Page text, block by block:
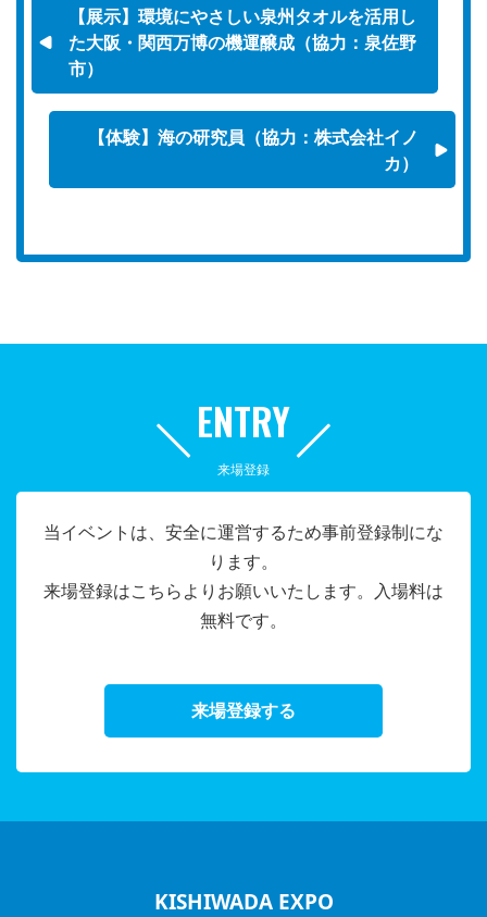
【展示】環境にやさしい泉州タオルを活用し
た大阪・関西万博の機運醸成（協力：泉佐野
市）
【体験】海の研究員（協力：株式会社イノ
カ）
ENTRY
来場登録
当イベントは、安全に運営するため事前登録制にな
ります。
来場登録はこちらよりお願いいたします。入場料は
無料です。
来場登録する
KISHIWADA EXPO